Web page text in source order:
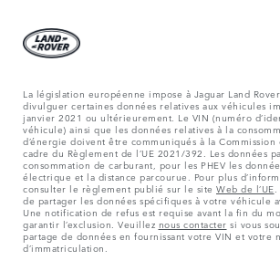
La législation européenne impose à Jaguar Land
divulguer certaines données relatives aux véhicules
janvier 2021 ou ultérieurement. Le VIN (numéro
véhicule) ainsi que les données relatives à la
d’énergie doivent être communiqués à la
cadre du Règlement de l’UE 2021/392. Les données
consommation de carburant, pour les PHEV les
électrique et la distance parcourue. Pour plus
consulter le règlement publié sur le site Web de l’UE
de partager les données spécifiques à votre véhicule
Une notification de refus est requise avant la fin du
garantir l’exclusion. Veuillez nous contacter si vous
partage de données en fournissant votre VIN et votre
d’immatriculation.